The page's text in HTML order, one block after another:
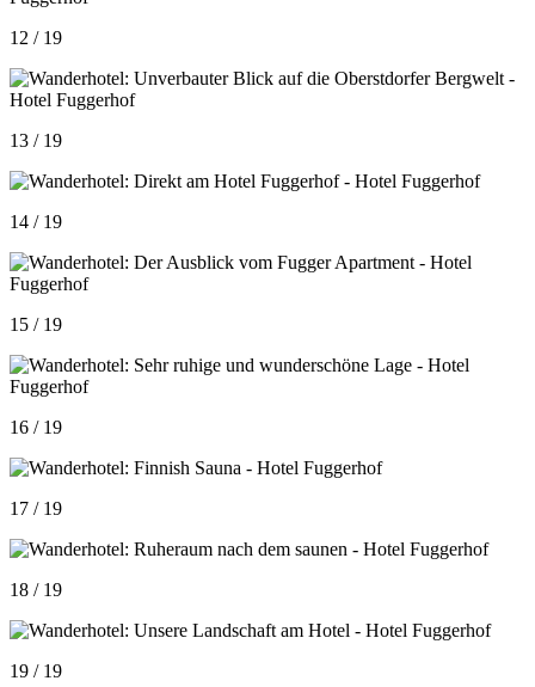
12 / 19
13 / 19
14 / 19
15 / 19
16 / 19
17 / 19
18 / 19
19 / 19